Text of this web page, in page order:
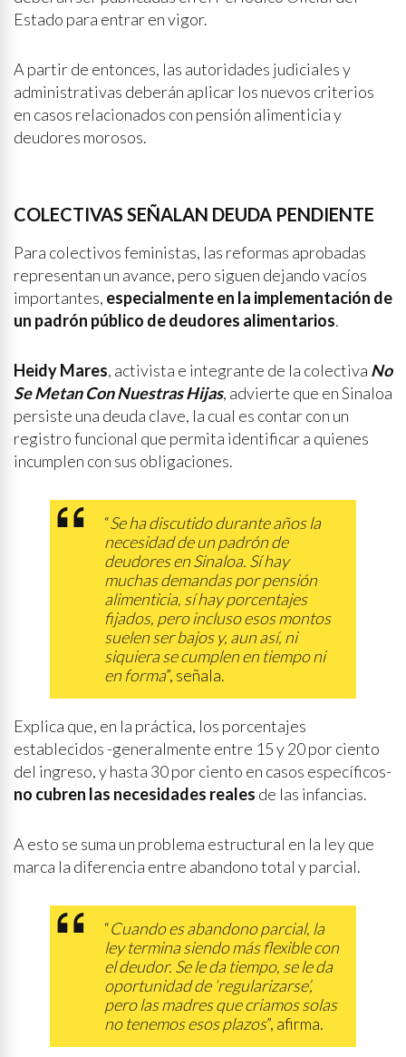
Estado para entrar en vigor.
A partir de entonces, las autoridades judiciales y
administrativas deberán aplicar los nuevos criterios
en casos relacionados con pensión alimenticia y
deudores morosos.
COLECTIVAS SEÑALAN DEUDA PENDIENTE
Para colectivos feministas, las reformas aprobadas
representan un avance, pero siguen dejando vacíos
importantes, especialmente en la implementación de
un padrón público de deudores alimentarios.
Heidy Mares, activista e integrante de la colectiva No
Se Metan Con Nuestras Hijas, advierte que en Sinaloa
persiste una deuda clave, la cual es contar con un
registro funcional que permita identificar a quienes
incumplen con sus obligaciones.
“Se ha discutido durante años la
necesidad de un padrón de
deudores en Sinaloa. Sí hay
muchas demandas por pensión
alimenticia, sí hay porcentajes
fijados, pero incluso esos montos
suelen ser bajos y, aun así, ni
siquiera se cumplen en tiempo ni
en forma”, señala.
Explica que, en la práctica, los porcentajes
establecidos -generalmente entre 15 y 20 por ciento
del ingreso, y hasta 30 por ciento en casos específicos-
no cubren las necesidades reales de las infancias.
A esto se suma un problema estructural en la ley que
marca la diferencia entre abandono total y parcial.
“Cuando es abandono parcial, la
ley termina siendo más flexible con
el deudor. Se le da tiempo, se le da
oportunidad de ‘regularizarse’,
pero las madres que criamos solas
no tenemos esos plazos”, afirma.